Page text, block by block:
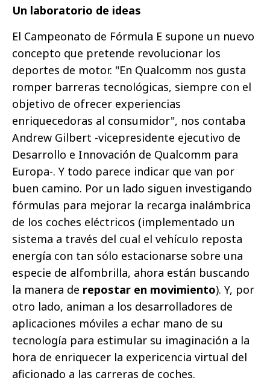
Un laboratorio de ideas
El Campeonato de Fórmula E supone un nuevo
concepto que pretende revolucionar los
deportes de motor. "En Qualcomm nos gusta
romper barreras tecnológicas, siempre con el
objetivo de ofrecer experiencias
enriquecedoras al consumidor", nos contaba
Andrew Gilbert -vicepresidente ejecutivo de
Desarrollo e Innovación de Qualcomm para
Europa-. Y todo parece indicar que van por
buen camino. Por un lado siguen investigando
fórmulas para mejorar la recarga inalámbrica
de los coches eléctricos (implementado un
sistema a través del cual el vehículo reposta
energía con tan sólo estacionarse sobre una
especie de alfombrilla, ahora están buscando
la manera de repostar en movimiento). Y, por
otro lado, animan a los desarrolladores de
aplicaciones móviles a echar mano de su
tecnología para estimular su imaginación a la
hora de enriquecer la expericencia virtual del
aficionado a las carreras de coches.